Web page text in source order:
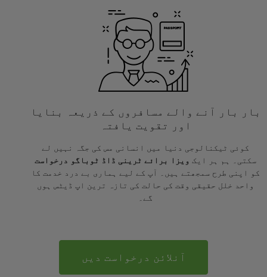
بار بار آنے والے مسافروں کے ذریعہ بنایا
اور تقویت یافتہ
کوئی ٹیکنالوجی دنیا میں انسانی مس کی جگہ نہیں لے
سکتی۔ ہم ہر ایک ویزا برائے ٹرینی ڈاڈ ٹوباگو درخواست
کو اپنی طرح سمجھتے ہیں۔ آپ کے لیے ہماری بے درد خدمت کا
واحد خلل حقیقی وقت کی حالت کی تازہ ترین اپ ڈیٹس ہوں
گے۔
آنلائن درخواست دیں